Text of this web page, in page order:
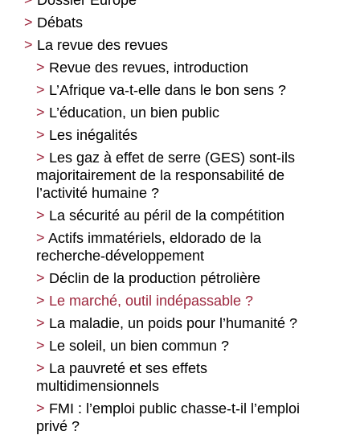
Entretien croisé sur l’avenir de l’euro
avec Thanos Contargyris et Peter Wahl
Nouvelles radicalités politiques dans les
Les Balkans occidentaux
La société ukrainienne entre ses
oligarques et sa Troïka
Roms, concitoyens européens ou boucs
émissaires ? La responsabilité de la
France
La dissuasion par la noyade : l’Europe
forteresse et ses cimetières marins
La stratégie européenne pour l’emploi :
une certaine conception de l’emploi des
femmes
Le détachement des salariés dans
l’Union européenne
Pourquoi la Commission européenne ne
peut pas être « de gauche »
Un arrêt qui met en évidence certains
paradoxes
Débats
Prostitution : un discours loin des réalités
et des besoins du terrain
Prostitution : pour une position
abolitionniste !
L’adaptation du néolibéralisme à la crise
Qu’est-ce qu’être aidé ?
De la valeur-travail aux prix de
production ou Les méandres de la
transformation des valeurs en prix de
production
Une catastrophe imminente
Sur- et sous-médicalisation, sur-
diagnostics, sur-traitements
Note de lecture du livre de Gabriel
Zucman « La richesse cachée des nations,
Enquête sur les paradis fiscaux »
Les débats ouverts dans Les Possibles
se poursuivent ailleurs
La revue des revues
Revue des revues, introduction
L’Afrique va-t-elle dans le bon sens ?
L’éducation, un bien public
Les inégalités
Les gaz à effet de serre (GES) sont-ils
majoritairement de la responsabilité de
l’activité humaine ?
La sécurité au péril de la compétition
Actifs immatériels, eldorado de la
recherche-développement
Déclin de la production pétrolière
Le marché, outil indépassable ?
La maladie, un poids pour l’humanité ?
Le soleil, un bien commun ?
La pauvreté et ses effets
multidimensionnels
FMI : l’emploi public chasse-t-il l’emploi
privé ?